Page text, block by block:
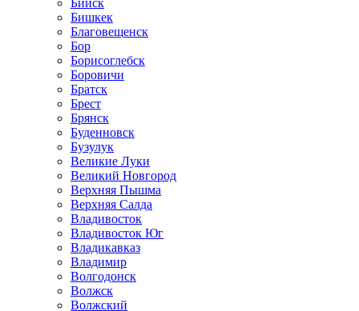
Бийск
Бишкек
Благовещенск
Бор
Борисоглебск
Боровичи
Братск
Брест
Брянск
Буденновск
Бузулук
Великие Луки
Великий Новгород
Верхняя Пышма
Верхняя Салда
Владивосток
Владивосток Юг
Владикавказ
Владимир
Волгодонск
Волжск
Волжский